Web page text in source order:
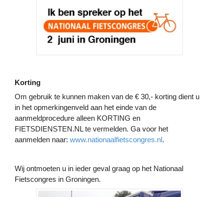
Korting
Om gebruik te kunnen maken van de € 30,- korting dient u
in het opmerkingenveld aan het einde van de
aanmeldprocedure alleen KORTING en
FIETSDIENSTEN.NL te vermelden. Ga voor het
aanmelden naar: www.nationaalfietscongres.nl.
Wij ontmoeten u in ieder geval graag op het Nationaal
Fietscongres in Groningen.